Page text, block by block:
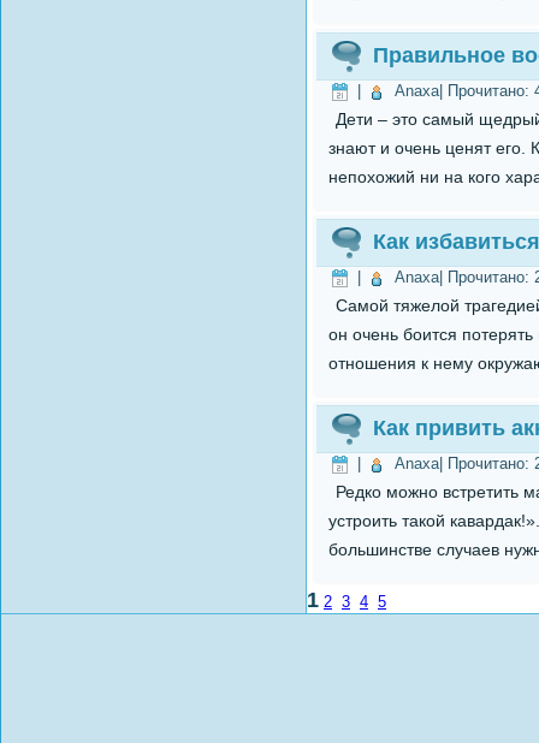
Правильное
Anaxa| Прочитано:
Дети – это самый
знают и очень ценят его.
непохожий ни на кого
Как
Anaxa| Прочитано:
Самой тяжелой
он очень боится
отношения к нему
Как привить
Anaxa| Прочитано:
Редко можно встретить
устроить такой
большинстве случаев
1 2 3 4 5